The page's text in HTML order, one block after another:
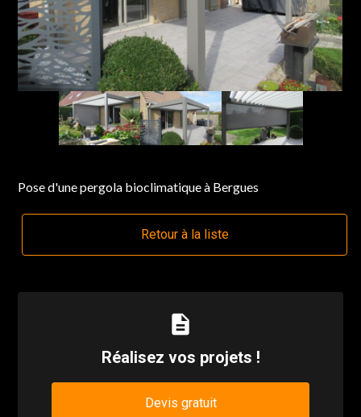
Pose d'une pergola bioclimatique à Bergues
Retour à la liste
description
Réalisez vos projets !
Devis gratuit